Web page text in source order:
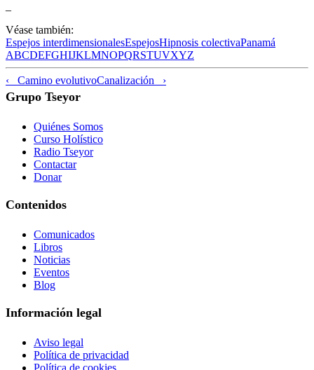
Véase también:
Espejos interdimensionalesEspejosHipnosis colectivaPanamá
ABCDEFGHIJKLMNOPQRSTUVXYZ
‹ Camino evolutivoCanalización ›
Grupo Tseyor
Quiénes Somos
Curso Holístico
Radio Tseyor
Contactar
Donar
Contenidos
Comunicados
Libros
Noticias
Eventos
Blog
Información legal
Aviso legal
Política de privacidad
Política de cookies